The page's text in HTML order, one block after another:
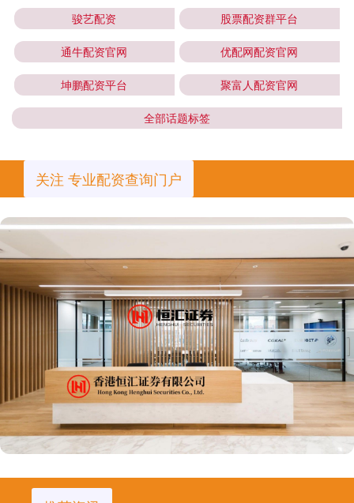
骏艺配资 股票配资群平台
通牛配资官网 优配网配资官网
坤鹏配资平台 聚富人配资官网
全部话题标签
关注 专业配资查询门户